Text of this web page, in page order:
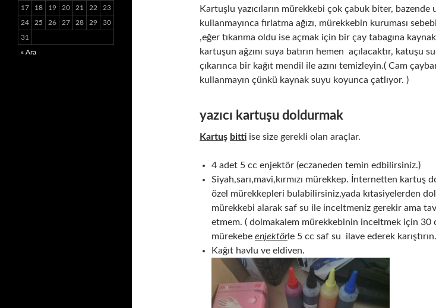
Kartuşlu yazıcıların mürekkebi çok çabuk biter, bazende
kullanmayınca fırlatma ağızı, mürekkebin kuruması
,eğer tıkanma oldu ise açmak için bir çay tabagına
kartuşun ağzını suya batırın hemen açılacaktır, katuşu
çıkarınca bir kağıt mendil ile azını temizleyin.( Cam
kullanmayın çünkü kaynak suyu koyunca çatlıyor. )
yazıcı kartuşu doldurmak
Kartuş bitti ise size gerekli olan araçlar.
4 adet 5 cc enjektör (eczaneden temin edbilirsiniz.)
Siyah,sarı,mavi,kırmızı mürekkep. İnternetten kartuş
özel mürekkepleri bulabilirsiniz,yada kıtasiyelerden
mürekkebi alarak saf su ile inceltmeniz gerekir ama
etmem. ( dolmakalem mürekkebinin inceltmek için 30
mürekebe enjektörle 5 cc saf su ilave ederek
Kağıt havlu ve eldiven.
17 18 19 20 21 22 23
24 25 26 27 28 29 30
31
« Ara